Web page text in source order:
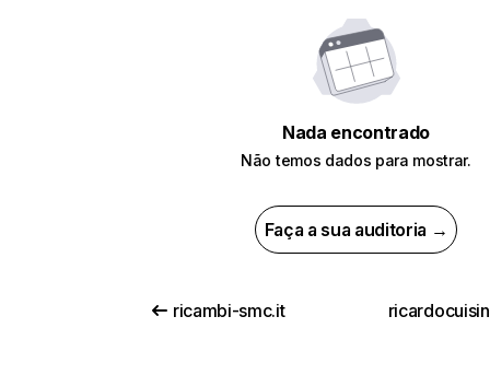
Nada encontrado
Não temos dados para mostrar.
Faça a sua auditoria →
ricambi-smc.it